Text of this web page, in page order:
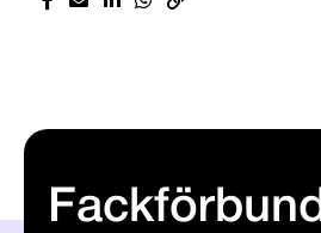
Fackförbund